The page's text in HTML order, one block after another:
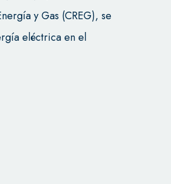
y Gas (CREG), se
eléctrica en el